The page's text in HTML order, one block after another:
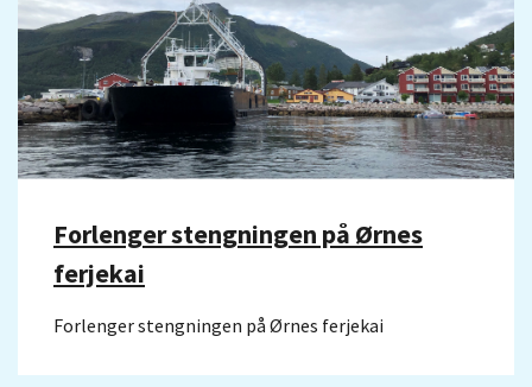
Forlenger stengningen på Ørnes
ferjekai
Forlenger stengningen på Ørnes ferjekai